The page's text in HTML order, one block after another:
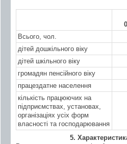
Всього, чол.
дітей дошкільного віку
дітей шкільного віку
громадян пенсійного віку
працездатне населення
кількість працюючих на
підприємствах, установах,
організаціях усіх форм
власності та господарювання
5.